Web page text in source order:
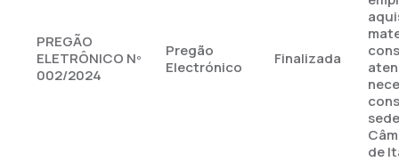
PREGÃO
ELETRÔNICO Nº
002/2024
Pregão
Electrónico
Finalizada
de